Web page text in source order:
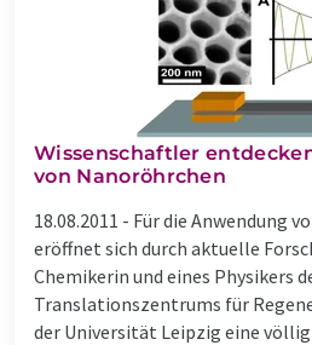
Wissenschaftler
von Nanoröhrchen
18.08.2011 - Für die Anwendung
eröffnet sich durch aktuelle
Chemikerin und eines Physikers
Translationszentrums für
der Universität Leipzig eine